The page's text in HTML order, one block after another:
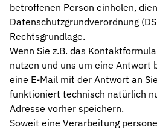
Richtlinien & Zulassungen
REACH, RoHS, PFAS, FDA, LkSG
betroffenen Person einholen,
Datenschutzgrundverordnung
Rechtsgrundlage.
Wenn Sie z.B. das
nutzen und uns um eine Antwort
eine E-Mail mit der Antwort an
funktioniert technisch natürlich
Adresse vorher speichern.
Soweit eine Verarbeitung